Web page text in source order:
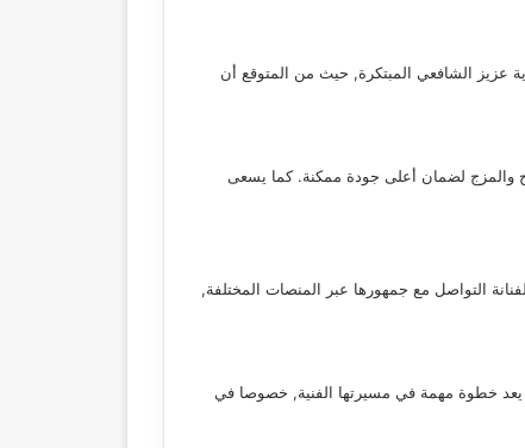
عزيز الشافعي المبتكرة, حيث من المتوقع أن
والمزج لضمان أعلى جودة ممكنة. كما يسعى
التواصل مع جمهورها عبر المنصات المختلفة,
يعد خطوة مهمة في مسيرتها الفنية, خصوصا في